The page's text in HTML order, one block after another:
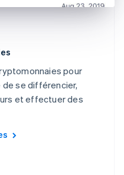
pour
se différencier,
et effectuer des